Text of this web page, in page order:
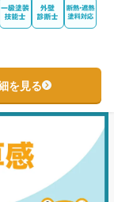
を見る